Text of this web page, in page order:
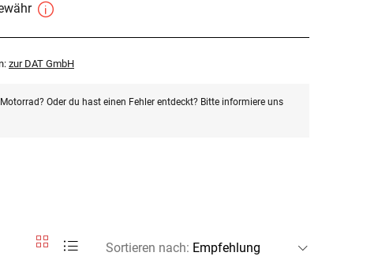
zur DAT GmbH
Oder du hast einen Fehler entdeckt? Bitte informiere uns
Sortieren nach: